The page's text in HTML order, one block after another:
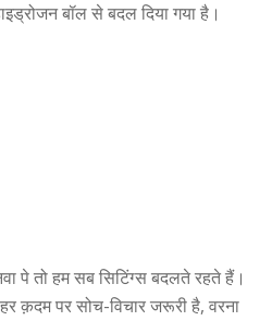
बॉल से बदल दिया गया है।
पे तो हम सब सिटिंग्स बदलते रहते हैं।
क़दम पर सोच-विचार जरूरी है, वरना